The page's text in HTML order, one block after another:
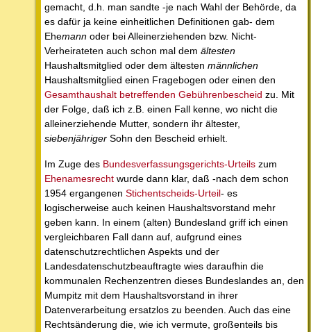
gemacht, d.h. man sandte -je nach Wahl der Behörde, da
es dafür ja keine einheitlichen Definitionen gab- dem
Ehemann oder bei Alleinerziehenden bzw. Nicht-
Verheirateten auch schon mal dem ältesten
Haushaltsmitglied oder dem ältesten männlichen
Haushaltsmitglied einen Fragebogen oder einen den
Gesamthaushalt betreffenden Gebührenbescheid zu. Mit
der Folge, daß ich z.B. einen Fall kenne, wo nicht die
alleinerziehende Mutter, sondern ihr ältester,
siebenjähriger Sohn den Bescheid erhielt.
Im Zuge des Bundesverfassungsgerichts-Urteils zum
Ehenamesrecht wurde dann klar, daß -nach dem schon
1954 ergangenen Stichentscheids-Urteil- es
logischerweise auch keinen Haushaltsvorstand mehr
geben kann. In einem (alten) Bundesland griff ich einen
vergleichbaren Fall dann auf, aufgrund eines
datenschutzrechtlichen Aspekts und der
Landesdatenschutzbeauftragte wies daraufhin die
kommunalen Rechenzentren dieses Bundeslandes an, den
Mumpitz mit dem Haushaltsvorstand in ihrer
Datenverarbeitung ersatzlos zu beenden. Auch das eine
Rechtsänderung die, wie ich vermute, großenteils bis